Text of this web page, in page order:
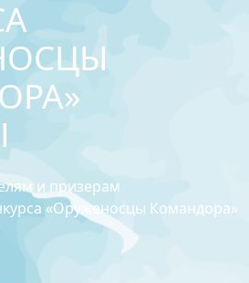
и призерам
«Оруженосцы Командора»